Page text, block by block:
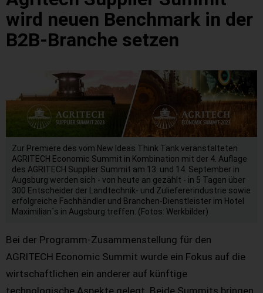
wird neuen Benchmark in der
B2B-Branche setzen
Zur Premiere des vom New Ideas Think Tank veranstalteten
AGRITECH Economic Summit in Kombination mit der 4. Auflage
des AGRITECH Supplier Summit am 13. und 14. September in
Augsburg werden sich - von heute an gezählt - in 5 Tagen über
300 Entscheider der Landtechnik- und Zuliefererindustrie sowie
erfolgreiche Fachhändler und Branchen-Dienstleister im Hotel
Maximilian´s in Augsburg treffen. (Fotos: Werkbilder)
Bei der Programm-Zusammenstellung für den
AGRITECH Economic Summit wurde ein Fokus auf die
wirtschaftlichen ein anderer auf künftige
technologische Aspekte gelegt. Beide Summits bringen